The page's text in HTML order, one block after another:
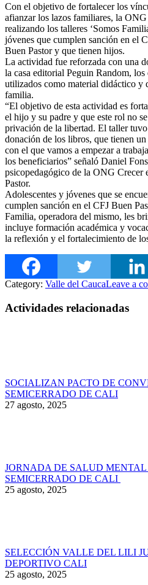
Con el objetivo de fortalecer los
afianzar los lazos familiares, la
realizando los talleres ‘Somos
jóvenes que cumplen sanción en el
Buen Pastor y que tienen hijos.
La actividad fue reforzada con una
la casa editorial Peguin Random, los
utilizados como material didáctico y
familia.
“El objetivo de esta actividad es
el hijo y su padre y que este rol no
privación de la libertad. El taller
donación de los libros, que tienen
con el que vamos a empezar a
los beneficiarios” señaló Daniel
psicopedagógico de la ONG Crecer
Pastor.
Adolescentes y jóvenes que se
cumplen sanción en el CFJ Buen
Familia, operadora del mismo, les
incluye formación académica y
la reflexión y el fortalecimiento de
Category: Valle del CaucaLeave a
Actividades relacionadas
SOCIALIZAN PACTO DE
SEMICERRADO DE CALI
27 agosto, 2025
JORNADA DE SALUD
SEMICERRADO DE CALI
25 agosto, 2025
SELECCIÓN VALLE DEL LILI
DEPORTIVO CALI
25 agosto, 2025